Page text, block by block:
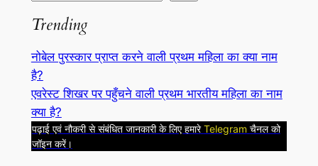
a
c
h
Trending
नोबेल पुरस्कार प्राप्त करने वाली प्रथम महिला का क्या नाम
है?
एवरेस्ट शिखर पर पहुँचने वाली प्रथम भारतीय महिला का नाम
क्या है?
पढ़ाई एवं नौकरी से संबंधित जानकारी के लिए हमारे Telegram चैनल को
जॉइन करें।